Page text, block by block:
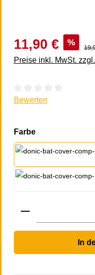
11,90 € %
Preise inkl. MwSt.
Durchschnittliche
Bewerten
Farbeauswählen
Produkt
In